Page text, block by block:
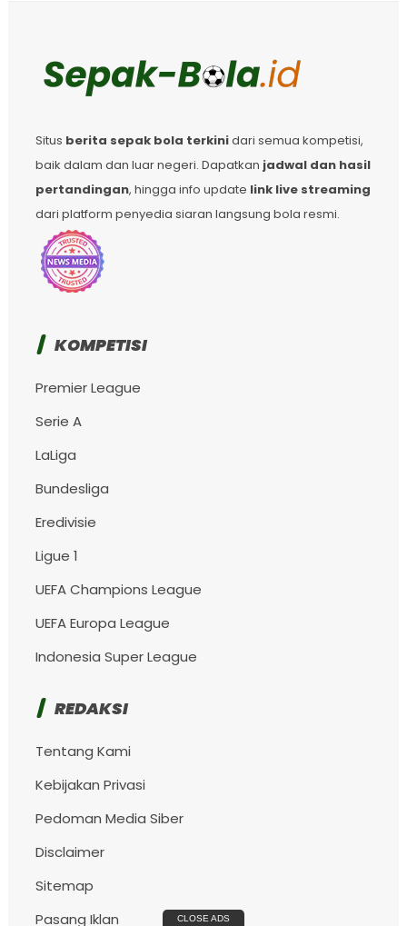
Situs berita sepak bola terkinidari semua kompetisi,
baik dalam dan luar negeri. Dapatkan jadwal dan hasil
pertandingan, hingga info update link live streaming
dari platform penyedia siaran langsung bola resmi.
KOMPETISI
Premier League
Serie A
LaLiga
Bundesliga
Eredivisie
Ligue 1
UEFA Champions League
UEFA Europa League
Indonesia Super League
REDAKSI
Tentang Kami
Kebijakan Privasi
Pedoman Media Siber
Disclaimer
Sitemap
Pasang Iklan
CLOSE ADS